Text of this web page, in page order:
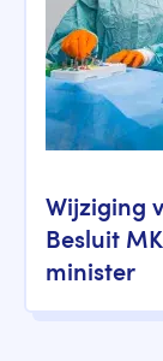
Wijziging
Besluit
minister